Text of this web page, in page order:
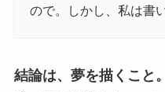
ので。しかし、私は書
結論は、夢を描くこと